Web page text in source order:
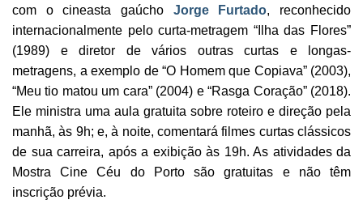
com o cineasta gaúcho Jorge Furtado, reconhecido
internacionalmente pelo curta-metragem “Ilha das Flores”
(1989) e diretor de vários outras curtas e longas-
metragens, a exemplo de “O Homem que Copiava” (2003),
“Meu tio matou um cara” (2004) e “Rasga Coração” (2018).
Ele ministra uma aula gratuita sobre roteiro e direção pela
manhã, às 9h; e, à noite, comentará filmes curtas clássicos
de sua carreira, após a exibição às 19h. As atividades da
Mostra Cine Céu do Porto são gratuitas e não têm
inscrição prévia.